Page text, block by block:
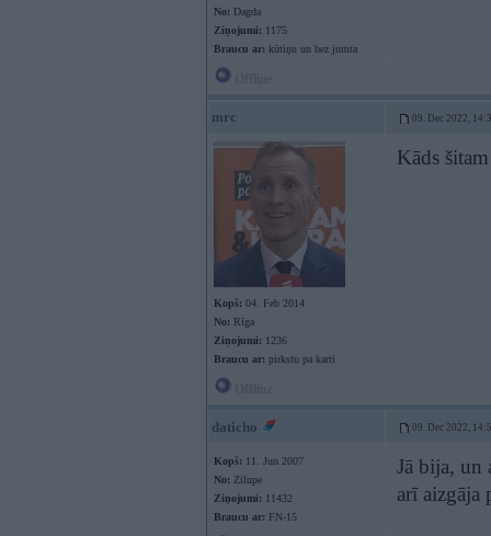
No: Dagda
Ziņojumi: 1175
Braucu ar: kūtiņu un bez jumta
mrc 09. Dec 2022,
Kopš: 04. Feb 2014
No: Rīga
Ziņojumi: 1236
Braucu ar: pirkstu pa karti
Kāds
daticho 09. Dec 2022,
Kopš: 11. Jun 2007
No: Zilupe
Ziņojumi: 11432
Braucu ar: FN-15
Jā bija, un
arī aizgāja